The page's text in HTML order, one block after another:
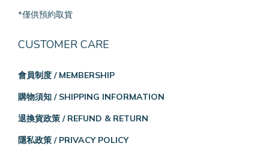
*僅供預約取貨
CUSTOMER CARE
會員制度 / MEMBERSHIP
購物須知 / SHIPPING INFORMATION
退換貨政策 / REFUND & RETURN
隱私政策 / PRIVACY POLICY